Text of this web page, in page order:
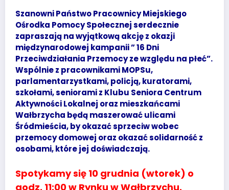
Szanowni Państwo Pracownicy Miejskiego
Ośrodka Pomocy Społecznej serdecznie
zapraszają na wyjątkową akcję z okazji
międzynarodowej kampanii ” 16 Dni
Przeciwdziałania Przemocy ze względu na płeć”.
Wspólnie z pracownikami MOPSu,
parlamentarzystkami, policją, kuratorami,
szkołami, seniorami z Klubu Seniora Centrum
Aktywności Lokalnej oraz mieszkańcami
Wałbrzycha będą maszerować ulicami
Śródmieścia, by okazać sprzeciw wobec
przemocy domowej oraz okazać solidarność z
osobami, które jej doświadczają.
Spotykamy się 10 grudnia (wtorek) o
godz. 11:00 w Rynku w Wałbrzychu.